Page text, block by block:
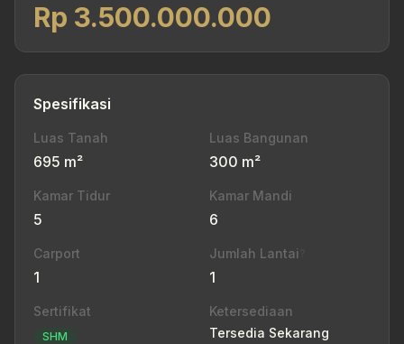
Rp 3.500.000.000
Spesifikasi
Luas Tanah
695 m²
Luas Bangunan
300 m²
Kamar Tidur
5
Kamar Mandi
6
Carport
1
Jumlah Lantai
1
Sertifikat
SHM
Ketersediaan
Tersedia Sekarang